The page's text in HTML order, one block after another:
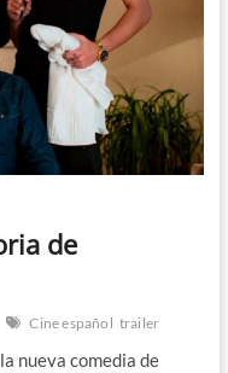
de
Cine español trailer
nueva comedia de